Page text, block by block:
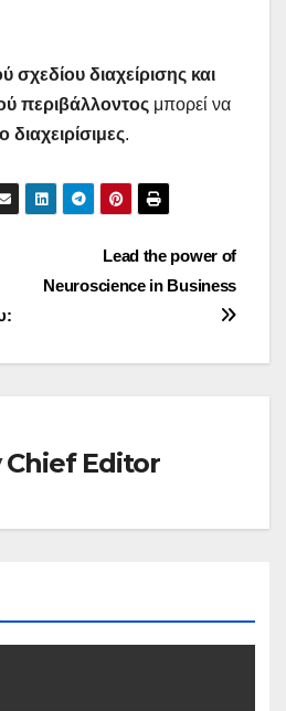
σχεδίου διαχείρισης και
περιβάλλοντος μπορεί να
διαχειρίσιμες.
Lead the power of
Neuroscience in Business
Chief Editor